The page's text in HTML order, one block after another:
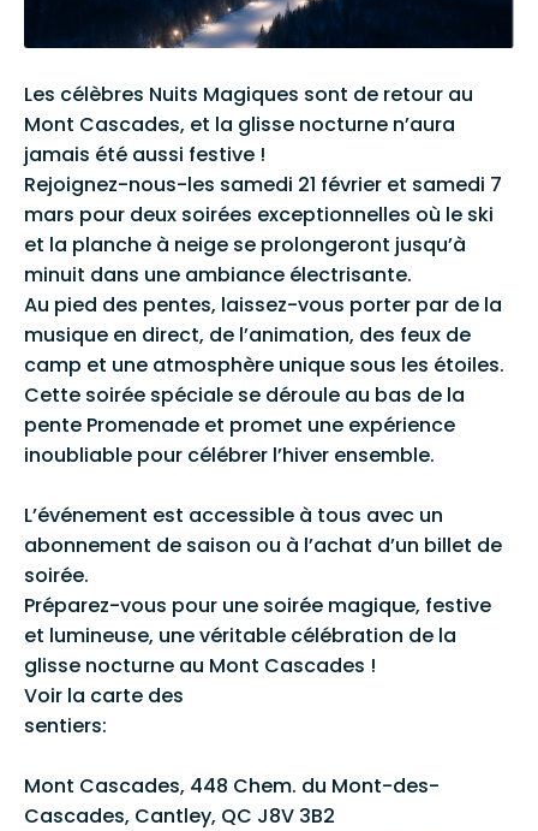
Les célèbres Nuits Magiques sont de retour au
Mont Cascades, et la glisse nocturne n’aura
jamais été aussi festive !
Rejoignez-nous-les samedi 21 février et samedi 7
mars pour deux soirées exceptionnelles où le ski
et la planche à neige se prolongeront jusqu’à
minuit dans une ambiance électrisante.
Au pied des pentes, laissez-vous porter par de la
musique en direct, de l’animation, des feux de
camp et une atmosphère unique sous les étoiles.
Cette soirée spéciale se déroule au bas de la
pente Promenade et promet une expérience
inoubliable pour célébrer l’hiver ensemble.
L’événement est accessible à tous avec un
abonnement de saison ou à l’achat d’un billet de
soirée.
Préparez-vous pour une soirée magique, festive
et lumineuse, une véritable célébration de la
glisse nocturne au Mont Cascades !
Voir la carte des
sentiers:
Mont Cascades, 448 Chem. du Mont-des-
Cascades, Cantley, QC J8V 3B2